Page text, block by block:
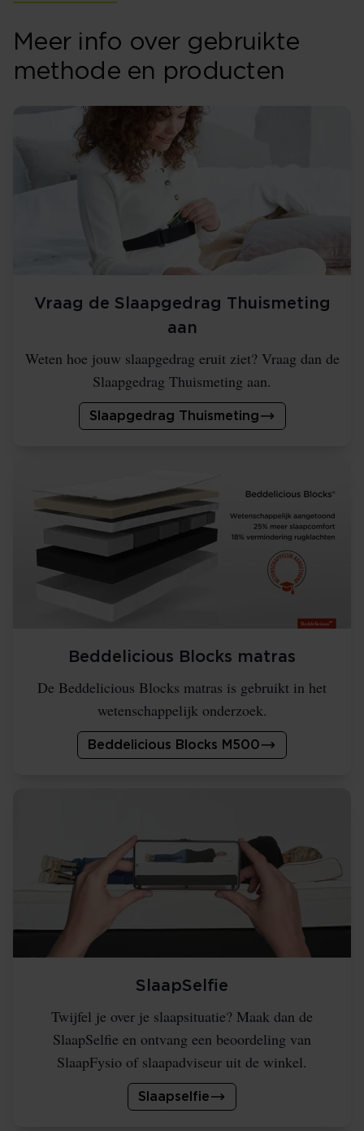
Meer info over gebruikte
methode en producten
Vraag de Slaapgedrag Thuismeting
aan
Weten hoe jouw slaapgedrag eruit ziet? Vraag dan de
Slaapgedrag Thuismeting aan.
Slaapgedrag Thuismeting
Beddelicious Blocks matras
De Beddelicious Blocks matras is gebruikt in het
wetenschappelijk onderzoek.
Beddelicious Blocks M500
SlaapSelfie
Twijfel je over je slaapsituatie? Maak dan de
SlaapSelfie en ontvang een beoordeling van
SlaapFysio of slaapadviseur uit de winkel.
Slaapselfie